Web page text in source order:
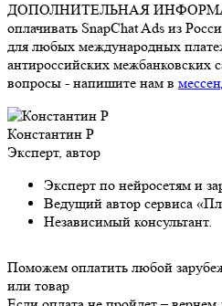
ДОПОЛНИТЕЛЬНАЯ
оплачивать SnapChat Ads из
для любых международных
антироссийских межбанковских
вопросы - напишите нам в
Константин Р
Эксперт, автор
Эксперт по нейросетям и
Ведущий автор сервиса
Независимый консультант.
Поможем оплатить любой
или товар